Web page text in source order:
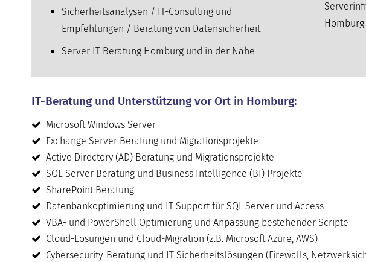
Sicherheitsanalysen / IT-Consulting und
Empfehlungen / Beratung von Datensicherheit
Server IT Beratung Homburg und in der Nähe
Homburg
IT-Beratung und Unterstützung vor Ort in Homburg:
Microsoft Windows Server
Exchange Server Beratung und Migrationsprojekte
Active Directory (AD) Beratung und Migrationsprojekte
SQL Server Beratung und Business Intelligence (BI) Projekte
SharePoint Beratung
Datenbankoptimierung und IT-Support für SQL-Server und Access
VBA- und PowerShell Optimierung und Anpassung bestehender Scripte
Cloud-Lösungen und Cloud-Migration (z.B. Microsoft Azure, AWS)
Cybersecurity-Beratung und IT-Sicherheitslösungen (Firewalls,